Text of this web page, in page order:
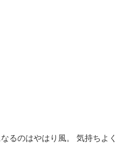
るのはやはり風。 気持ちよく